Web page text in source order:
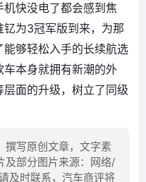
快没电了都会感到焦
为3冠军版到来，为那
够轻松入手的长续航选
本身就拥有新潮的外
面的升级，树立了同级
撰写原创文章，文字素
及部分图片来源：网络/
及时联系，汽车商评将